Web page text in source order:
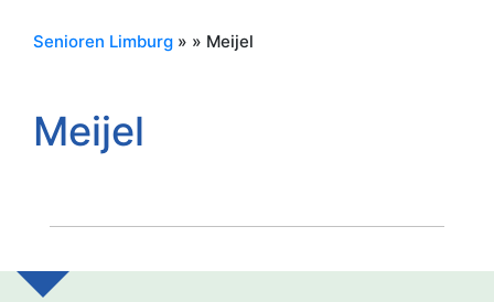
Senioren Limburg » » Meijel
Meijel